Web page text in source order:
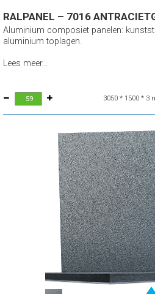
RALPANEL – 7016
Aluminium composiet panelen:
aluminium toplagen.
Lees meer...
3050 * 1500 * 3